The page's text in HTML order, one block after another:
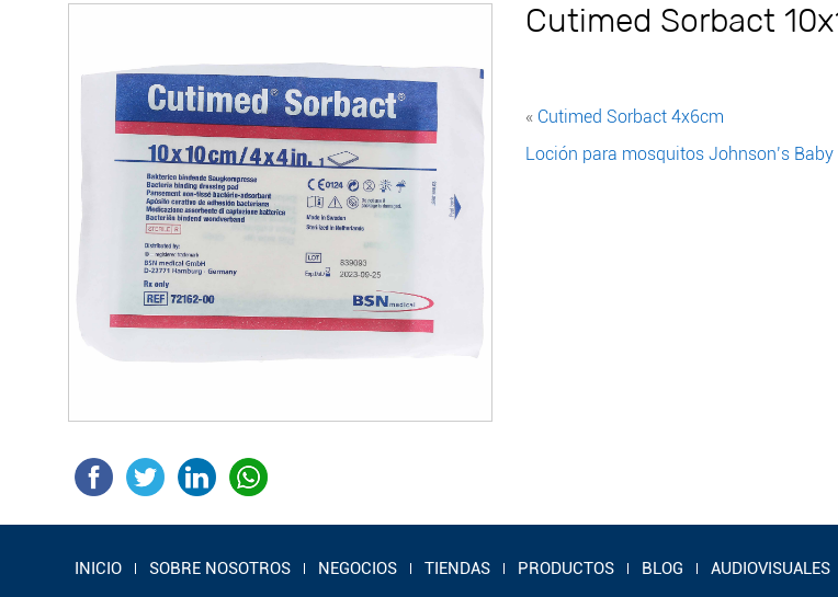
Cutimed Sorbact
« Cutimed Sorbact 4x6cm
Loción para mosquitos Johnson’s Baby
INICIO SOBRE NOSOTROS NEGOCIOS TIENDAS PRODUCTOS BLOG AUDIOVISUALES